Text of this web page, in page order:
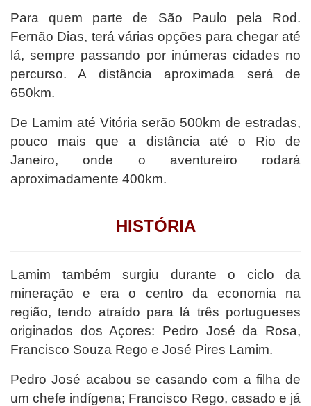
Para quem parte de São Paulo pela Rod.
Fernão Dias, terá várias opções para chegar até
lá, sempre passando por inúmeras cidades no
percurso. A distância aproximada será de
650km.
De Lamim até Vitória serão 500km de estradas,
pouco mais que a distância até o Rio de
Janeiro, onde o aventureiro rodará
aproximadamente 400km.
HISTÓRIA
Lamim também surgiu durante o ciclo da
mineração e era o centro da economia na
região, tendo atraído para lá três portugueses
originados dos Açores: Pedro José da Rosa,
Francisco Souza Rego e José Pires Lamim.
Pedro José acabou se casando com a filha de
um chefe indígena; Francisco Rego, casado e já